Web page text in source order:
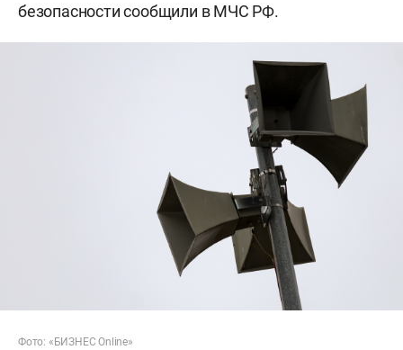
безопасности сообщили в МЧС РФ.
Фото: «БИЗНЕС Online»